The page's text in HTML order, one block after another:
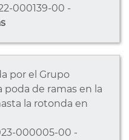
000139-00 -
por el Grupo
poda de ramas en la
la rotonda en
000005-00 -